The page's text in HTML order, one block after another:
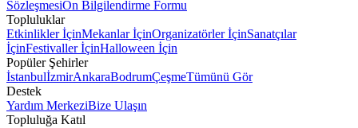
SözleşmesiÖn Bilgilendirme Formu
Topluluklar
Etkinlikler İçinMekanlar İçinOrganizatörler İçinSanatçılar
İçinFestivaller İçinHalloween İçin
Popüler Şehirler
İstanbulİzmirAnkaraBodrumÇeşmeTümünü Gör
Destek
Yardım MerkeziBize Ulaşın
Topluluğa Katıl